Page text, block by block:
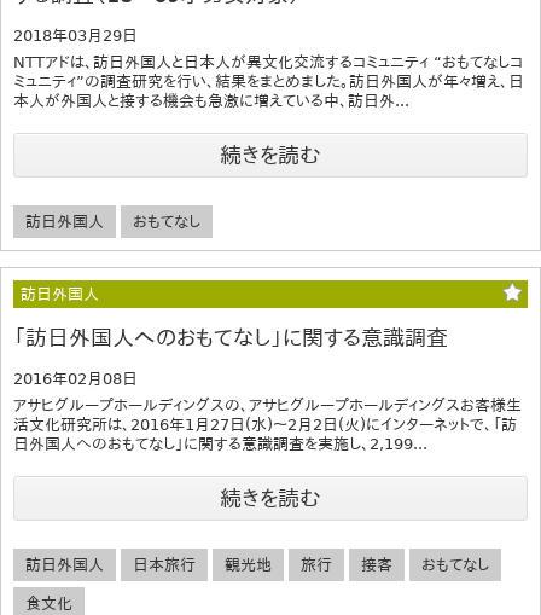
2018年03月29日
NTTアドは、訪日外国人と日本人が異文化交流するコミュニティ “おもてなしコ
ミュニティ”の調査研究を行い、結果をまとめました。訪日外国人が年々増え、日
本人が外国人と接する機会も急激に増えている中、訪日外...
続きを読む
訪日外国人 おもてなし
訪日外国人
「訪日外国人へのおもてなし」に関する意識調査
2016年02月08日
アサヒグループホールディングスの、アサヒグループホールディングスお客様生
活文化研究所は、2016年1月27日(水)～2月2日(火)にインターネットで、「訪
日外国人へのおもてなし」に関する意識調査を実施し、2,199...
続きを読む
訪日外国人 日本旅行 観光地 旅行 接客 おもてなし
食文化